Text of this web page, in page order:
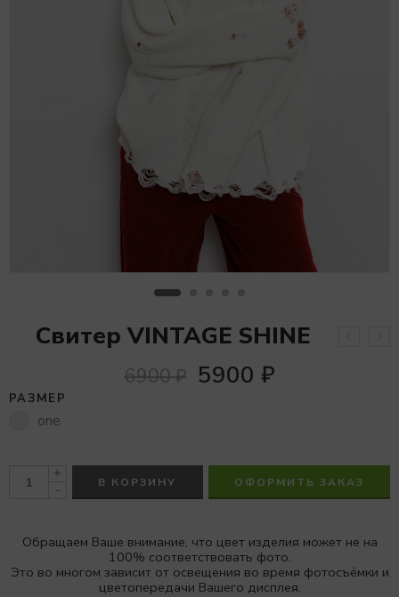
Свитер VINTAGE SHINE
6900₽ 5900 ₽
РАЗМЕР
one
+
-
В КОРЗИНУ ОФОРМИТЬ ЗАКАЗ
Обращаем Ваше внимание, что цвет изделия может не на
100% соответствовать фото.
Это во многом зависит от освещения во время фотосъёмки и
цветопередачи Вашего дисплея.